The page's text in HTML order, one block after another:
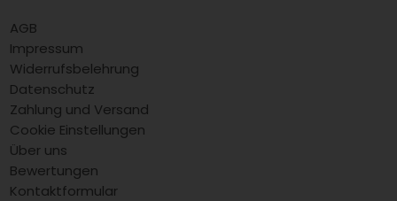
AGB
Impressum
Widerrufsbelehrung
Datenschutz
Zahlung und Versand
Cookie Einstellungen
Über uns
Bewertungen
Kontaktformular